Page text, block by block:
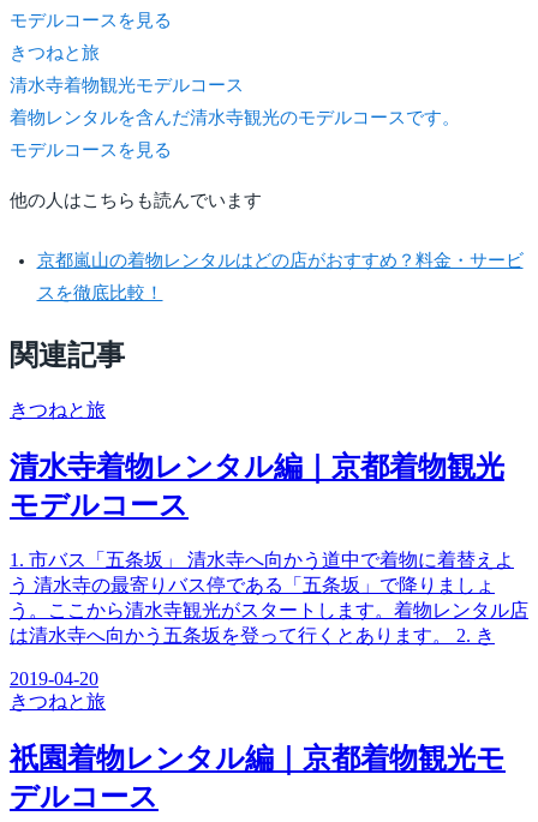
モデルコースを見る
きつねと旅
清水寺着物観光モデルコース
着物レンタルを含んだ清水寺観光のモデルコースです。
モデルコースを見る
他の人はこちらも読んでいます
京都嵐山の着物レンタルはどの店がおすすめ？料金・サービ
スを徹底比較！
関連記事
きつねと旅
清水寺着物レンタル編｜京都着物観光
モデルコース
1. 市バス「五条坂」 清水寺へ向かう道中で着物に着替えよ
う 清水寺の最寄りバス停である「五条坂」で降りましょ
う。ここから清水寺観光がスタートします。着物レンタル店
は清水寺へ向かう五条坂を登って行くとあります。 2. き
2019-04-20
きつねと旅
祇園着物レンタル編｜京都着物観光モ
デルコース